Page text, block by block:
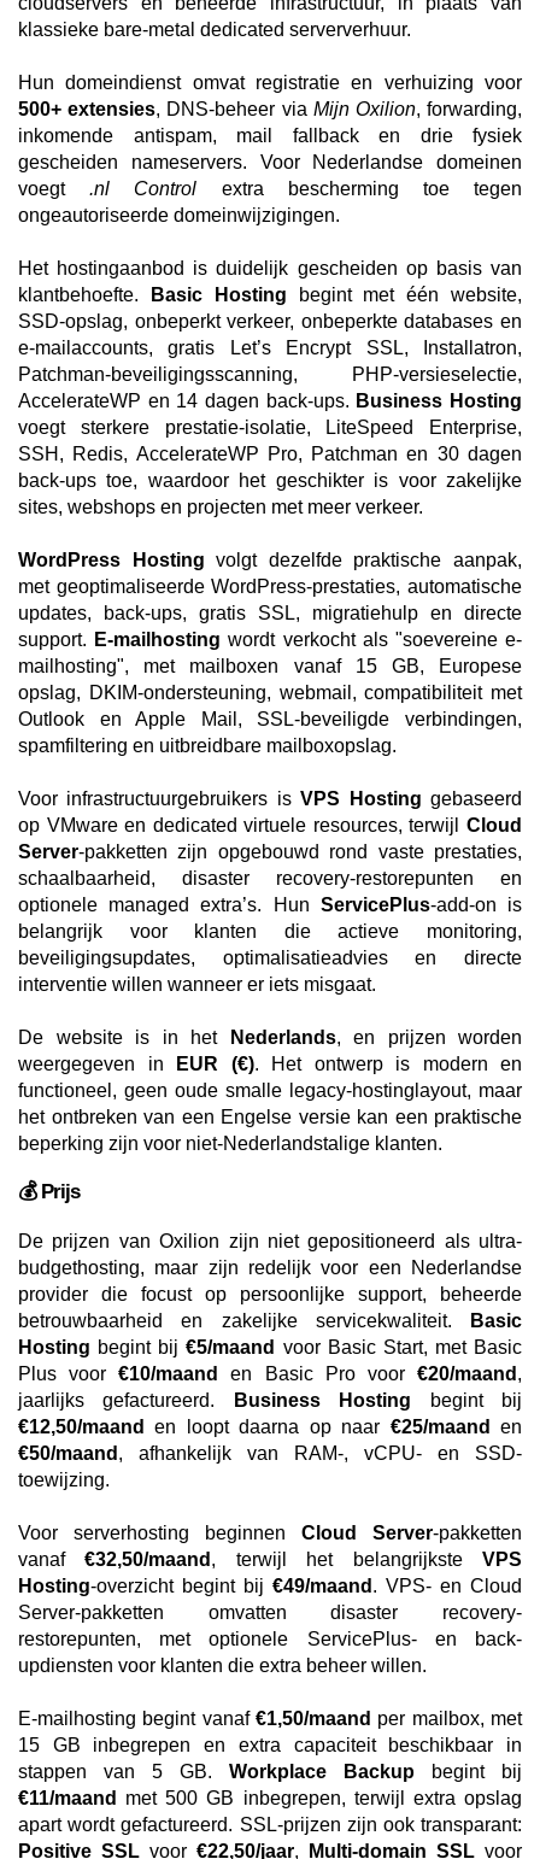
klassieke bare-metal dedicated serververhuur.
Hun domeindienst omvat registratie en verhuizing voor
500+ extensies, DNS-beheer via Mijn Oxilion, forwarding,
inkomende antispam, mail fallback en drie fysiek
gescheiden nameservers. Voor Nederlandse domeinen
voegt.nl Control extra bescherming toe tegen
ongeautoriseerde domeinwijzigingen.
Het hostingaanbod is duidelijk gescheiden op basis van
klantbehoefte.
Basic Hosting begint met één website,
SSD-opslag, onbeperkt verkeer, onbeperkte databases en
e-mailaccounts, gratis Let’s Encrypt SSL, Installatron,
Patchman-beveiligingsscanning, PHP-versieselectie,
AccelerateWP en 14 dagen back-ups. Business Hosting
voegt sterkere prestatie-isolatie, LiteSpeed Enterprise,
SSH, Redis, AccelerateWP Pro, Patchman en 30 dagen
back-ups toe, waardoor het geschikter is voor zakelijke
sites, webshops en projecten met meer verkeer.
WordPress Hosting volgt dezelfde praktische aanpak,
met geoptimaliseerde WordPress-prestaties, automatische
updates, back-ups, gratis SSL, migratiehulp en directe
support. E-mailhosting wordt verkocht als "soevereine e-
mailhosting", met mailboxen vanaf 15 GB, Europese
opslag, DKIM-ondersteuning, webmail, compatibiliteit met
Outlook en Apple Mail, SSL-beveiligde verbindingen,
spamfiltering en uitbreidbare mailboxopslag.
Voor infrastructuurgebruikers isVPS Hosting gebaseerd
op VMware en dedicated virtuele resources, terwijl Cloud
Server-pakketten zijn opgebouwd rond vaste prestaties,
schaalbaarheid, disaster recovery-restorepunten en
optionele managed extra’s. Hun ServicePlus-add-on is
belangrijk voor klanten die actieve monitoring,
beveiligingsupdates, optimalisatieadvies en directe
interventie willen wanneer er iets misgaat.
De website is in het Nederlands, en prijzen worden
weergegeven in
EUR (€). Het ontwerp is modern en
functioneel, geen oude smalle legacy-hostinglayout, maar
het ontbreken van een Engelse versie kan een praktische
beperking zijn voor niet-Nederlandstalige klanten.
💰 Prijs
De prijzen van Oxilion zijn niet gepositioneerd als ultra-
budgethosting, maar zijn redelijk voor een Nederlandse
provider die focust op persoonlijke support, beheerde
betrouwbaarheid en zakelijke servicekwaliteit.
Basic
Hosting begint bij€5/maand voor Basic Start, met Basic
Plus voor€10/maand en Basic Pro voor€20/maand ,
jaarlijks gefactureerd.
Business Hosting begint bij
€12,50/maand
en loopt daarna op naar €25/maand
en
€50/maand , afhankelijk van RAM-, vCPU- en SSD-
toewijzing.
Voor serverhosting beginnen Cloud Server-pakketten
vanaf€32,50/maand , terwijl het belangrijksteVPS
Hosting-overzicht begint bij €49/maand . VPS- en Cloud
Server-pakketten omvatten disaster recovery-
restorepunten, met optionele ServicePlus- en back-
updiensten voor klanten die extra beheer willen.
E-mailhosting begint vanaf €1,50/maand per mailbox, met
15 GB inbegrepen en extra capaciteit beschikbaar in
stappen van 5 GB. Workplace Backup begint bij
€11/maand
met 500 GB inbegrepen, terwijl extra opslag
apart wordt gefactureerd. SSL-prijzen zijn ook transparant:
Positive SSL voor €22,50/jaar, Multi-domain SSL voor